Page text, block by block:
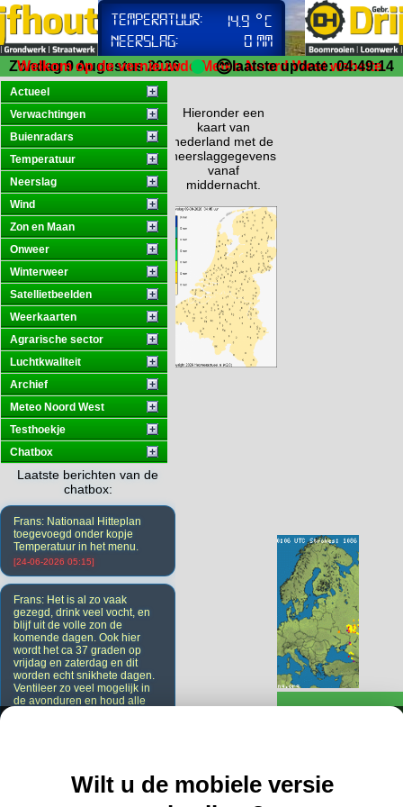
Zondag 9 Augustus 2026
Welkom op de vernieuwde Meteo Noord West website.
😊laatste update: 04:49:14
Actueel
Verwachtingen
Buienradars
Temperatuur
Neerslag
Wind
Zon en Maan
Onweer
Winterweer
Satellietbeelden
Weerkaarten
Agrarische sector
Luchtkwaliteit
Archief
Meteo Noord West
Testhoekje
Chatbox
Laatste berichten van de
chatbox:
Frans: Nationaal Hitteplan
toegevoegd onder kopje
Temperatuur in het menu.
[24-06-2026 05:15]
Frans: Het is al zo vaak
gezegd, drink veel vocht, en
blijf uit de volle zon de
komende dagen. Ook hier
wordt het ca 37 graden op
vrijdag en zaterdag en dit
worden echt snikhete dagen.
Ventileer zo veel mogelijk in
de avonduren en houd alle
Hieronder een
kaart van
nederland met de
neerslaggegevens
vanaf
middernacht.
Wilt u de mobiele versie